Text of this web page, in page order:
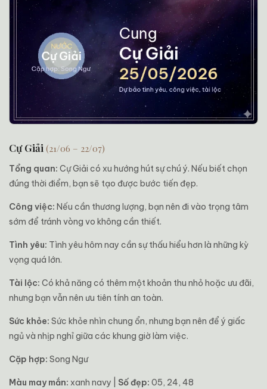
Cự Giải (21/06 – 22/07)
Tổng quan: Cự Giải có xu hướng hút sự chú ý. Nếu biết chọn
đúng thời điểm, bạn sẽ tạo được bước tiến đẹp.
Công việc: Nếu cần thương lượng, bạn nên đi vào trọng tâm
sớm để tránh vòng vo không cần thiết.
Tình yêu: Tình yêu hôm nay cần sự thấu hiểu hơn là những kỳ
vọng quá lớn.
Tài lộc: Có khả năng có thêm một khoản thu nhỏ hoặc ưu đãi,
nhưng bạn vẫn nên ưu tiên tính an toàn.
Sức khỏe: Sức khỏe nhìn chung ổn, nhưng bạn nên để ý giấc
ngủ và nhịp nghỉ giữa các khung giờ làm việc.
Cặp hợp: Song Ngư
Màu may mắn: xanh navy | Số đẹp: 05, 24, 48